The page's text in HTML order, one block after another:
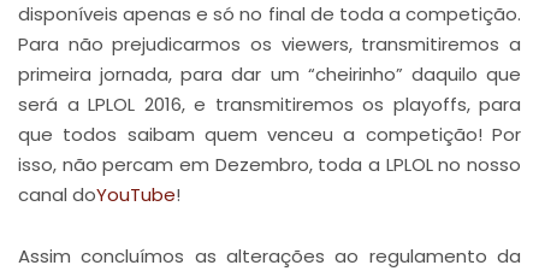
disponíveis apenas e só no final de toda a competição.
Para não prejudicarmos os viewers, transmitiremos a
primeira jornada, para dar um “cheirinho” daquilo que
será a LPLOL 2016, e transmitiremos os playoffs, para
que todos saibam quem venceu a competição! Por
isso, não percam em Dezembro, toda a LPLOL no nosso
canal doYouTube!
Assim concluímos as alterações ao regulamento da